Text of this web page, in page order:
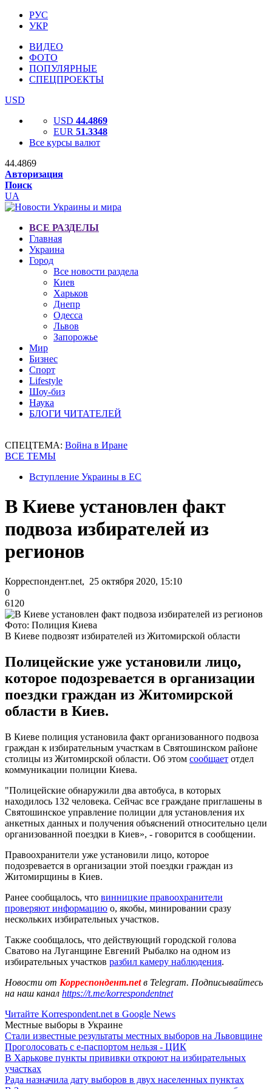
РУС
УКР
ВИДЕО
ФОТО
ПОПУЛЯРНЫЕ
СПЕЦПРОЕКТЫ
USD
USD 44.4869
EUR 51.3348
Все курсы валют
44.4869
Авторизация
Поиск
UA
ВСЕ РАЗДЕЛЫ
Главная
Украина
Город
Все новости раздела
Киев
Харьков
Днепр
Одесса
Львов
Запорожье
Мир
Бизнес
Спорт
Lifestyle
Шоу-биз
Наука
БЛОГИ ЧИТАТЕЛЕЙ
СПЕЦТЕМА: Война в Иране
ВСЕ ТЕМЫ
Вступление Украины в ЕС
В Киеве установлен факт
подвоза избирателей из
регионов
Корреспондент.net, 25 октября 2020, 15:10
0
6120
Фото: Полиция Киева
В Киеве подвозят избирателей из Житомирской области
Полицейские уже установили лицо,
которое подозревается в организации
поездки граждан из Житомирской
области в Киев.
В Киеве полиция установила факт организованного подвоза
граждан к избирательным участкам в Святошинском районе
столицы из Житомирской области. Об этом сообщает отдел
коммуникации полиции Киева.
"Полицейские обнаружили два автобуса, в которых
находилось 132 человека. Сейчас все граждане приглашены в
Святошинское управление полиции для установления их
анкетных данных и получения объяснений относительно цели
организованной поездки в Киев», - говорится в сообщении.
Правоохранители уже установили лицо, которое
подозревается в организации этой поездки граждан из
Житомирщины в Киев.
Ранее сообщалось, что винницкие правоохранители
проверяют информацию о, якобы, минировании сразу
нескольких избирательных участков.
Также сообщалось, что действующий городской голова
Сватово на Луганщине Евгений Рыбалко на одном из
избирательных участков разбил камеру наблюдения.
Новости от Корреспондент.netв Telegram. Подписывайтесь
на наш канал https://t.me/korrespondentnet
Читайте Korrespondent.net в Google News
Местные выборы в Украине
Стали известные результаты местных выборов на Львовщине
Проголосовать с е-паспортом нельзя - ЦИК
В Харькове пункты прививки откроют на избирательных
участках
Рада назначила дату выборов в двух населенных пунктах